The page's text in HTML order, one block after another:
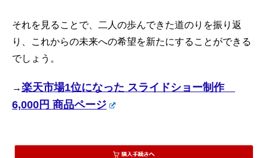
それを見ることで、二人の歩んできた道のりを振り返
り、これからの未来への希望を新たにすることができる
でしょう。
→楽天市場1位になった スライドショー制作
6,000円 商品ページ